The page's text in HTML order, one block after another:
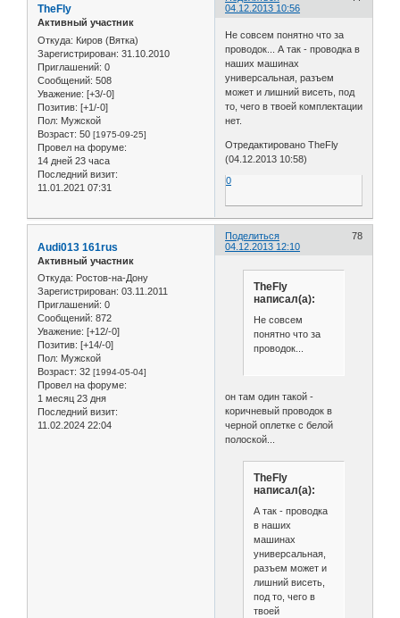
04.12.2013 10:56
TheFly
Активный участник
Откуда: Киров (Вятка)
Зарегистрирован: 31.10.2010
Приглашений: 0
Сообщений: 508
Уважение: [+3/-0]
Позитив: [+1/-0]
Пол: Мужской
Возраст: 50 [1975-09-25]
Провел на форуме:
14 дней 23 часа
Последний визит:
11.01.2021 07:31
Не совсем понятно что за
проводок... А так - проводка в
наших машинах
универсальная, разъем
может и лишний висеть, под
то, чего в твоей комплектации
нет.
Отредактировано TheFly
(04.12.2013 10:58)
0
Поделиться
78
04.12.2013 12:10
Audi013 161rus
Активный участник
Откуда: Ростов-на-Дону
Зарегистрирован: 03.11.2011
Приглашений: 0
Сообщений: 872
Уважение: [+12/-0]
Позитив: [+14/-0]
Пол: Мужской
Возраст: 32 [1994-05-04]
Провел на форуме:
1 месяц 23 дня
Последний визит:
11.02.2024 22:04
TheFly
написал(а):
Не совсем
понятно что за
проводок...
он там один такой -
коричневый проводок в
черной оплетке с белой
полоской...
TheFly
написал(а):
А так - проводка
в наших
машинах
универсальная,
разъем может и
лишний висеть,
под то, чего в
твоей